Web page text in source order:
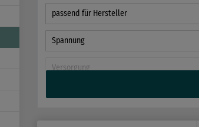
passend für Hersteller
Spannung
Versorgung